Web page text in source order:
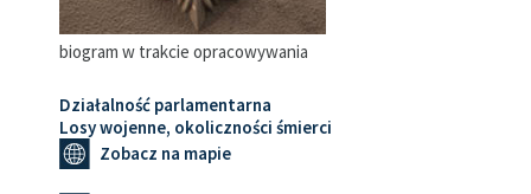
biogram w trakcie opracowywania
Działalność parlamentarna
Losy wojenne, okoliczności śmierci
Zobacz na mapie